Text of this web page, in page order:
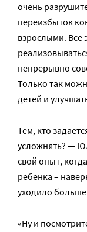
очень
переизбыток
взрослыми. Все
непрерывно
Только так
детей и
Тем, кто
усложнять? —
свой опыт,
ребенка –
уходило
«Ну и